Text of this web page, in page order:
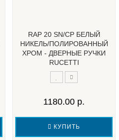
RAP 20 SN/CP БЕЛЫЙ
НИКЕЛЬ/ПОЛИРОВАННЫЙ
ХРОМ - ДВЕРНЫЕ РУЧКИ
RUCETTI
1180.00 р.
КУПИТЬ